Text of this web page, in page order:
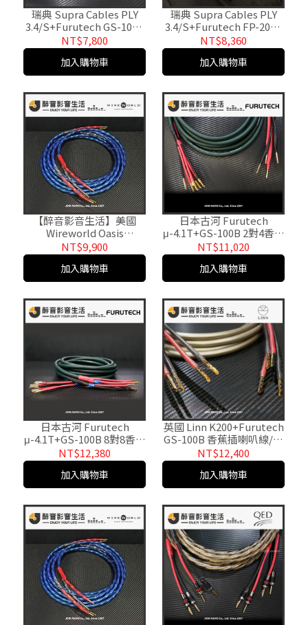
瑞典 Supra Cables PLY
3.4/S+Furutech GS-100B
2.4m 香蕉插喇叭線/成品線
NT$7,800
加入購物車
瑞典 Supra Cables PLY
3.4/S+Furutech FP-200B
2m 香蕉插喇叭線/成品線
公司貨
NT$8,360
加入購物車
【醉音影音生活】美國
Wireworld Oasis
8+Furutech GS-100B 3m
香蕉插喇叭線/成品線
NT$9,900
加入購物車
日本古河 Furutech
μ-4.1T+GS-100B 2對4香蕉
插Bi-Wire喇叭線/成品線.
台灣公司貨
NT$11,020
加入購物車
日本古河 Furutech
μ-4.1T+GS-100B 8對8香蕉
插Bi-Wire喇叭線/成品線.
台灣公司貨
NT$12,380
加入購物車
英國 Linn K200+Furutech
GS-100B 香蕉插喇叭線/成
品線.台灣公司貨
NT$12,400
加入購物車